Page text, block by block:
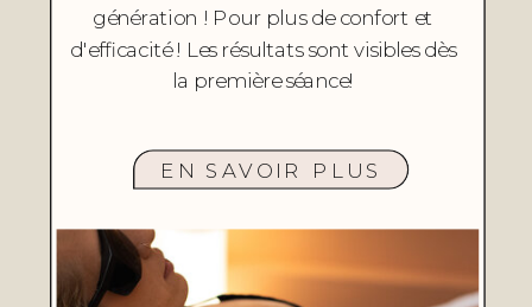
génération ! Pour plus de confort et
d'efficacité ! Les résultats sont visibles dès
la première séance!
EN SAVOIR PLUS